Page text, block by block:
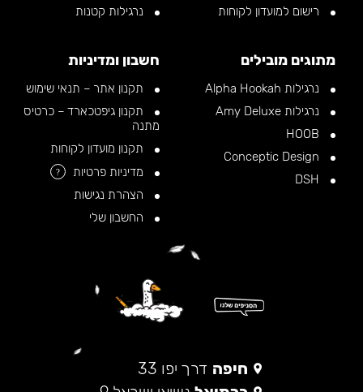
רישום למועדון לקוחות
נרגילות קטנות
מתוגים מובילים
נרגילות Alpha Hookah
נרגילות Amy Deluxe
חשבון ומדיניות
תקנון אתר – תנאי שימוש
תקנון גיפטכארד – כרטיס
מתנה
תקנון מועדון לקוחות
מדיניות פרטיות
?
הצהרת נגישות
החשבון שלי
חיפה דרך יפו 33